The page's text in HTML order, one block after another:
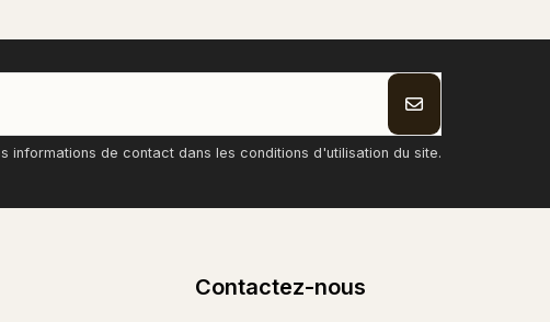
informations de contact dans les conditions d'utilisation du site.
Contactez-nous